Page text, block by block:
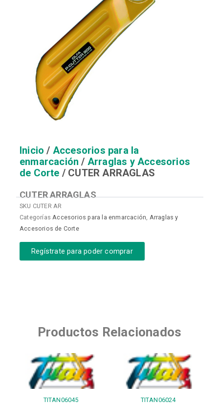
Inicio / Accesorios para la
enmarcación / Arraglas y Accesorios
de Corte / CUTER ARRAGLAS
CUTER ARRAGLAS
SKU CUTER AR
Categorías Accesorios para la enmarcación, Arraglas y
Accesorios de Corte
Regístrate para poder comprar
Productos Relacionados
TITAN06045 TITAN06024